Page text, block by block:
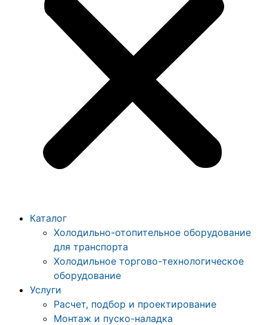
Каталог
Холодильно-отопительное оборудование
для транспорта
Холодильное торгово-технологическое
оборудование
Услуги
Расчет, подбор и проектирование
Монтаж и пуско-наладка